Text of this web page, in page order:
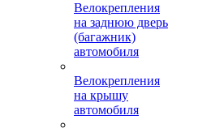
Велокрепления
на заднюю дверь
(багажник)
автомобиля
Велокрепления
на крышу
автомобиля